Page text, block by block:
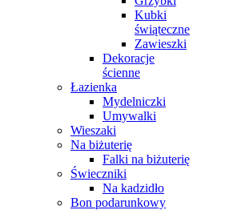
Kubki
świąteczne
Zawieszki
Dekoracje
ścienne
Łazienka
Mydelniczki
Umywalki
Wieszaki
Na biżuterię
Falki na biżuterię
Świeczniki
Na kadzidło
Bon podarunkowy